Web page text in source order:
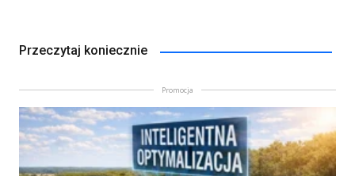
Przeczytaj koniecznie
Promocja